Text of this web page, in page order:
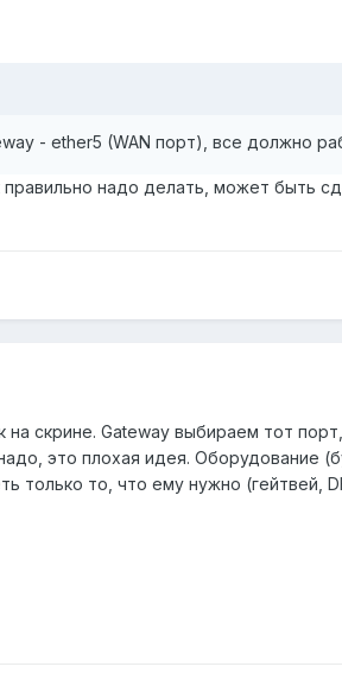
- ether5 (WAN порт), все должно
надо делать, может быть
скрине. Gateway выбираем тот
это плохая идея. Оборудование
то, что ему нужно (гейтвей,